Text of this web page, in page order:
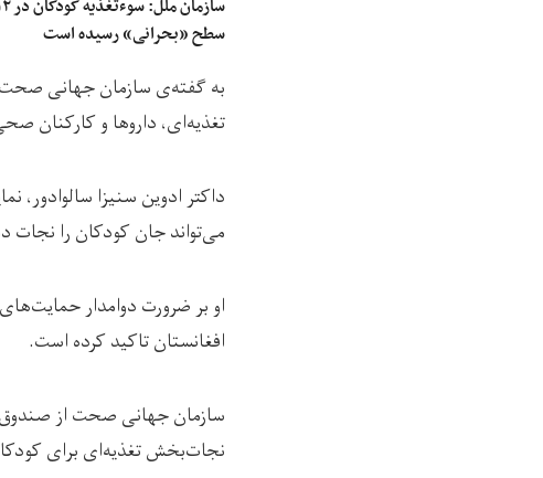
سطح «بحرانی» رسیده است
به گفته‌ی سازمان جهانی
تغذیه‌ای، داروها و کارکنان
داکتر ادوین سنیزا
می‌تواند جان کودکان را نجات
او بر ضرورت دوامدار
افغانستان تاکید کرده است.
سازمان جهانی صحت از
نجات‌بخش تغذیه‌ای برای